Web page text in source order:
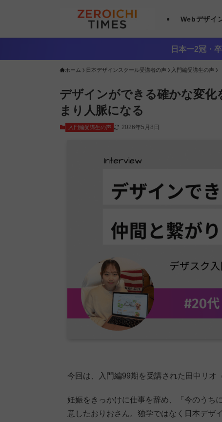
Webデザイ
日本一2冠・
ホーム 日本デザインスクール受講者の声 入門編受講生の声
デザインができる確かな変化
まり人脈になる
入門編受講生の声 2026年5月8日
今回は、入門編99期を受講された田中リオ
妊娠をきっかけに仕事を辞め、「今のうち
意したおりおさん。独学ではなく日本デザ